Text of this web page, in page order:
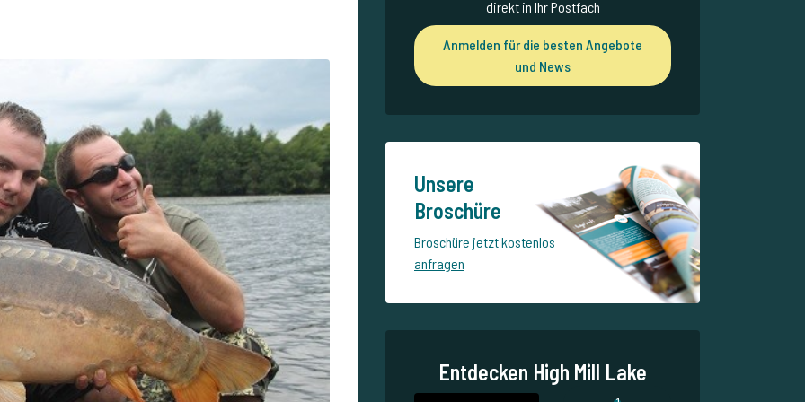
direkt in Ihr Postfach
Anmelden für die besten Angebote
und News
Unsere
Broschüre
Broschüre jetzt kostenlos
anfragen
Entdecken High Mill Lake